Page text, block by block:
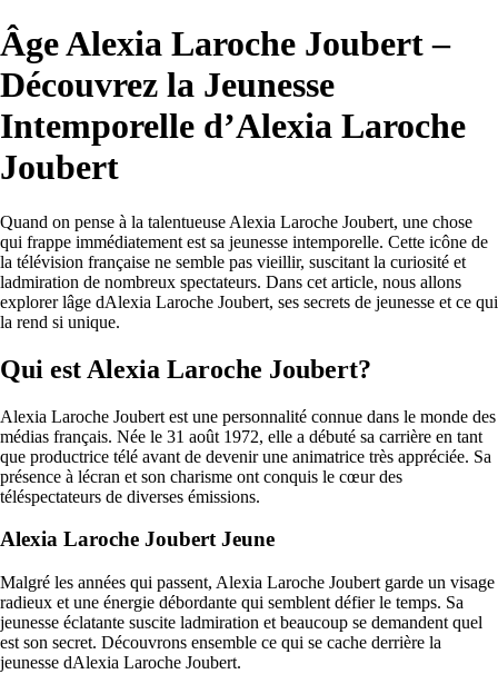
Âge Alexia Laroche Joubert –
Découvrez la Jeunesse
Intemporelle d’Alexia Laroche
Joubert
Quand on pense à la talentueuse Alexia Laroche Joubert, une chose
qui frappe immédiatement est sa jeunesse intemporelle. Cette icône de
la télévision française ne semble pas vieillir, suscitant la curiosité et
ladmiration de nombreux spectateurs. Dans cet article, nous allons
explorer lâge dAlexia Laroche Joubert, ses secrets de jeunesse et ce qui
la rend si unique.
Qui est Alexia Laroche Joubert?
Alexia Laroche Joubert est une personnalité connue dans le monde des
médias français. Née le 31 août 1972, elle a débuté sa carrière en tant
que productrice télé avant de devenir une animatrice très appréciée. Sa
présence à lécran et son charisme ont conquis le cœur des
téléspectateurs de diverses émissions.
Alexia Laroche Joubert Jeune
Malgré les années qui passent, Alexia Laroche Joubert garde un visage
radieux et une énergie débordante qui semblent défier le temps. Sa
jeunesse éclatante suscite ladmiration et beaucoup se demandent quel
est son secret. Découvrons ensemble ce qui se cache derrière la
jeunesse dAlexia Laroche Joubert.